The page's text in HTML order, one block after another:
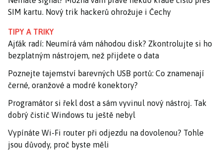
SIM kartu. Nový trik hackerů ohrožuje i Čechy
TIPY A TRIKY
Ajťák radí: Neumírá vám náhodou disk? Zkontrolujte si ho
bezplatným nástrojem, než přijdete o data
Poznejte tajemství barevných USB portů: Co znamenají
černé, oranžové a modré konektory?
Programátor si řekl dost a sám vyvinul nový nástroj. Tak
dobrý čistič Windows tu ještě nebyl
Vypínáte Wi-Fi router při odjezdu na dovolenou? Tohle
jsou důvody, proč byste měli